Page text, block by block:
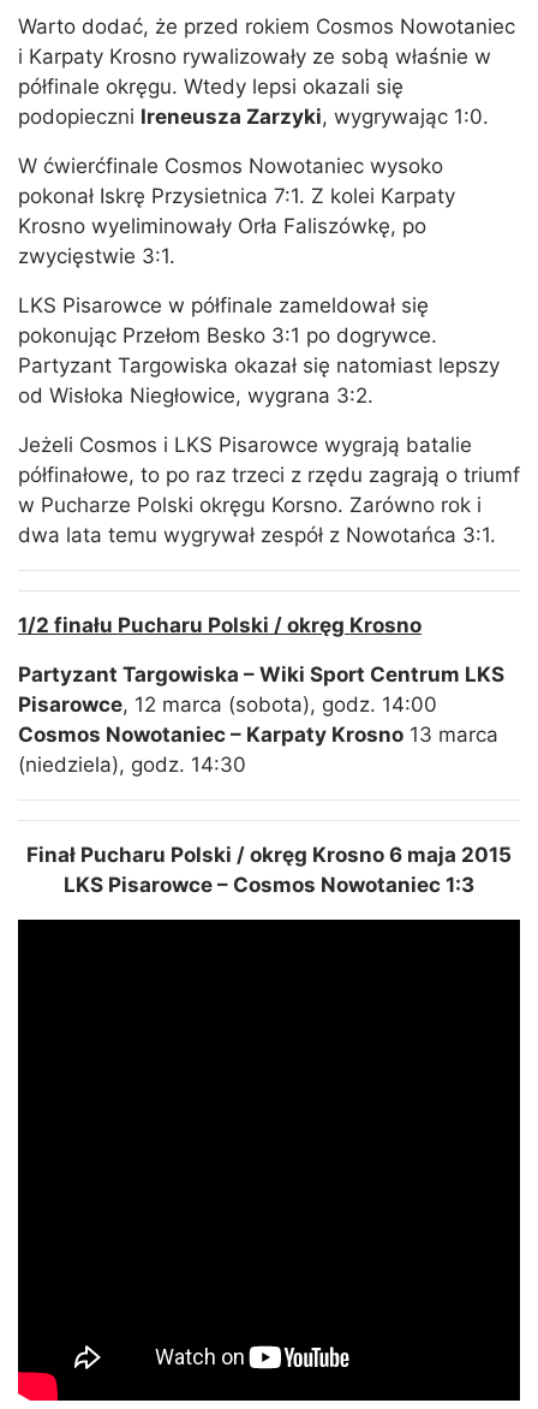
Warto dodać, że przed rokiem Cosmos Nowotaniec
i Karpaty Krosno rywalizowały ze sobą właśnie w
półfinale okręgu. Wtedy lepsi okazali się
podopieczni Ireneusza Zarzyki, wygrywając 1:0.
W ćwierćfinale Cosmos Nowotaniec wysoko
pokonał Iskrę Przysietnica 7:1. Z kolei Karpaty
Krosno wyeliminowały Orła Faliszówkę, po
zwycięstwie 3:1.
LKS Pisarowce w półfinale zameldował się
pokonując Przełom Besko 3:1 po dogrywce.
Partyzant Targowiska okazał się natomiast lepszy
od Wisłoka Niegłowice, wygrana 3:2.
Jeżeli Cosmos i LKS Pisarowce wygrają batalie
półfinałowe, to po raz trzeci z rzędu zagrają o triumf
w Pucharze Polski okręgu Korsno. Zarówno rok i
dwa lata temu wygrywał zespół z Nowotańca 3:1.
1/2 finału Pucharu Polski / okręg Krosno
Partyzant Targowiska – Wiki Sport Centrum LKS
Pisarowce, 12 marca (sobota), godz. 14:00
Cosmos Nowotaniec – Karpaty Krosno 13 marca
(niedziela), godz. 14:30
Finał Pucharu Polski / okręg Krosno 6 maja 2015
LKS Pisarowce – Cosmos Nowotaniec 1:3